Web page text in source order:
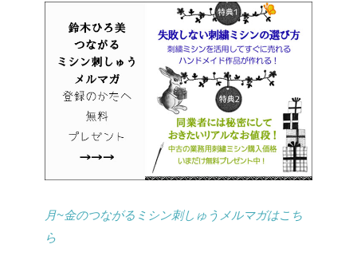
月~金のつながるミシン刺しゅうメルマガはこち
ら